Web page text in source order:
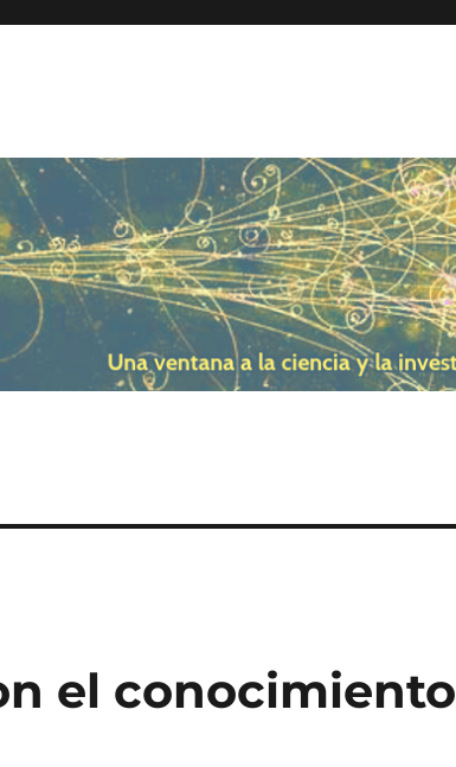
el conocimiento